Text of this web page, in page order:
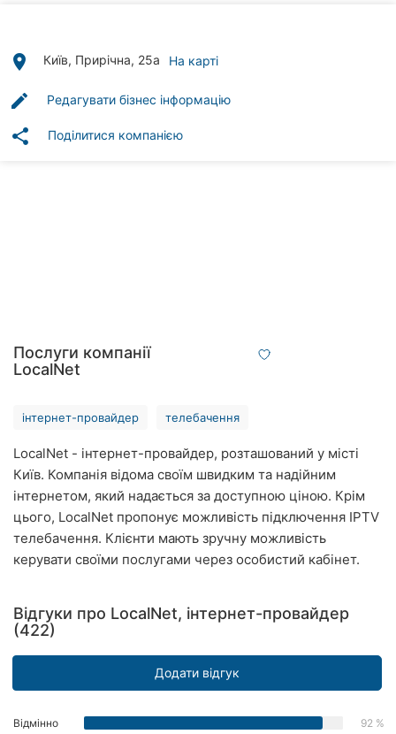
рубрики
Тернопіль
Хмельницький
Рівне
Одеса
Кропивницький
Харків
Запоріжжя
Дніпро
Кривий
place Київ, Прирічна, 25а На карті
edit Редагувати бізнес інформацію
share Поділитися компанією
Послуги компанії
LocalNet
інтернет-провайдер телебачення
LocalNet - інтернет-провайдер, розташований у місті
Київ. Компанія відома своїм швидким та надійним
інтернетом, який надається за доступною ціною. Крім
цього, LocalNet пропонує можливість підключення IPTV
телебачення. Клієнти мають зручну можливість
керувати своїми послугами через особистий кабінет.
Відгуки про LocalNet, інтернет-провайдер
(422)
Додати відгук
Відмінно
92 %